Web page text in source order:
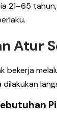
21–65
Atur
bekerja